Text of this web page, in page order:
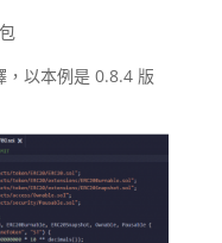
，以本例是 0.8.4 版